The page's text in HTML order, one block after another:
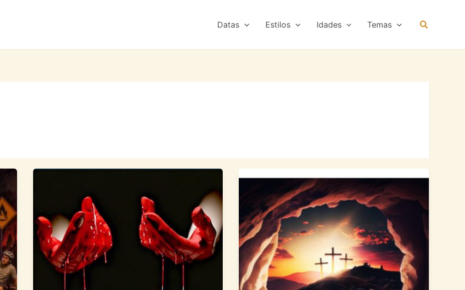
Datas Estilos Idades Temas